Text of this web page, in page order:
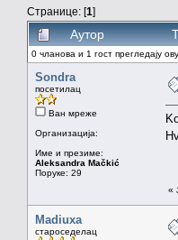
Странице: [1]
Аутор
0 чланова и 1 гост прегледају
Sondra
посетилац
Ван мреже
Организација:
Име и презиме:
Aleksandra Mačkić
Поруке: 29
«
Madiuxa
староседелац